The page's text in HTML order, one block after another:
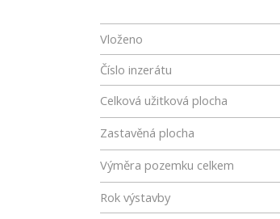
Vloženo
Číslo inzerátu
Celková užitková plocha
Zastavěná plocha
Výměra pozemku celkem
Rok výstavby